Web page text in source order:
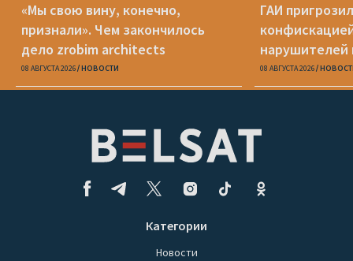
«Мы свою вину, конечно,
признали». Чем закончилось
дело zrobim architects
08 АВГУСТА 2026 НОВОСТИ
ГАИ
08 АВГУСТА 2026
Категории
Новости